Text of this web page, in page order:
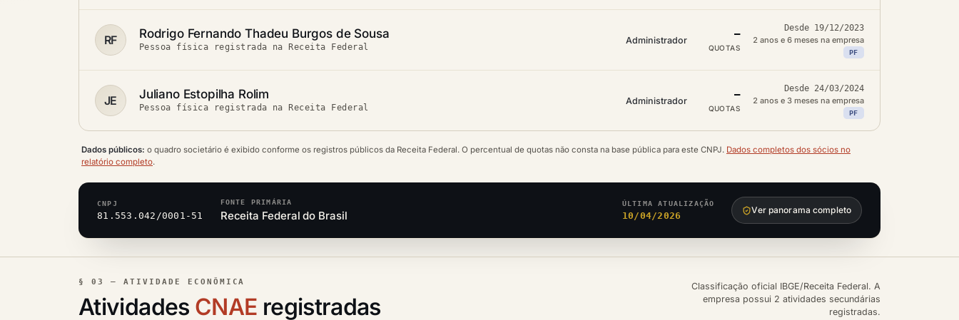
RF Rodrigo Fernando Thadeu Burgos de Sousa
Pessoa física registrada na Receita Federal
Administrador
—
QUOTAS
Desde 19/12/2023
2 anos e 6 meses na empresa
PF
JE Juliano Estopilha Rolim
Pessoa física registrada na Receita Federal
Administrador
—
QUOTAS
Desde 24/03/2024
2 anos e 3 meses na empresa
PF
Dados públicos: o quadro societário é exibido conforme os registros públicos da Receita Federal. O percentual de quotas não consta na base pública para este CNPJ. Dados completos dos sócios no
relatório completo.
CNPJ
81.553.042/0001-51
FONTE PRIMÁRIA
Receita Federal do Brasil
ÚLTIMA ATUALIZAÇÃO
10/04/2026 Ver panorama completo
§ 03 — ATIVIDADE ECONÔMICA
Atividades CNAE registradas
Classificação oficial IBGE/Receita Federal. A
empresa possui 2 atividades secundárias
registradas.